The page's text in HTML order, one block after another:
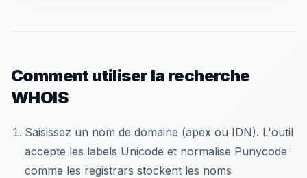
Comment utiliser la recherche
WHOIS
Saisissez un nom de domaine (apex ou IDN). L'outil
accepte les labels Unicode et normalise Punycode
comme les registrars stockent les noms